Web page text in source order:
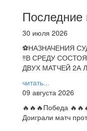
Последние
30 июля 2026
⚽НАЗНАЧЕНИЯ
‼В СРЕДУ
ДВУХ МАТЧЕЙ 2А
читать...
09 августа 2026
🔥🔥🔥Победа
Доиграли матч